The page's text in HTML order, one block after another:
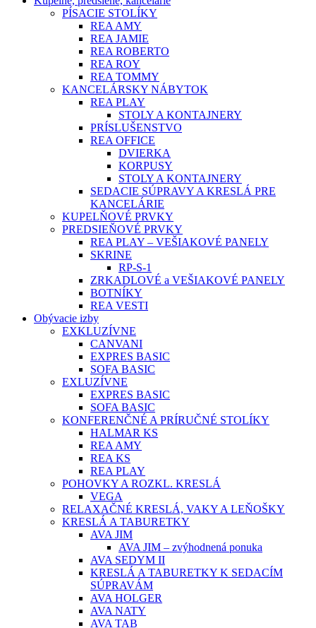
PÍSACIE STOLÍKY
REA AMY
REA JAMIE
REA ROBERTO
REA ROY
REA TOMMY
KANCELÁRSKY NÁBYTOK
REA PLAY
STOLY A KONTAJNERY
PRÍSLUŠENSTVO
REA OFFICE
DVIERKA
KORPUSY
STOLY A KONTAJNERY
SEDACIE SÚPRAVY A KRESLÁ PRE
KANCELÁRIE
KUPELŇOVÉ PRVKY
PREDSIEŇOVÉ PRVKY
REA PLAY – VEŠIAKOVÉ PANELY
SKRINE
RP-S-1
ZRKADLOVÉ a VEŠIAKOVÉ PANELY
BOTNÍKY
REA VESTI
Obývacie izby
EXKLUZÍVNE
CANVANI
EXPRES BASIC
SOFA BASIC
EXLUZÍVNE
EXPRES BASIC
SOFA BASIC
KONFERENČNÉ A PRÍRUČNÉ STOLÍKY
HALMAR KS
REA AMY
REA KS
REA PLAY
POHOVKY A ROZKL. KRESLÁ
VEGA
RELAXAČNÉ KRESLÁ, VAKY A LEŇOŠKY
KRESLÁ A TABURETKY
AVA JIM
AVA JIM – zvýhodnená ponuka
AVA SEDYM II
KRESLÁ A TABURETKY K SEDACÍM
SÚPRAVÁM
AVA HOLGER
AVA NATY
AVA TAB